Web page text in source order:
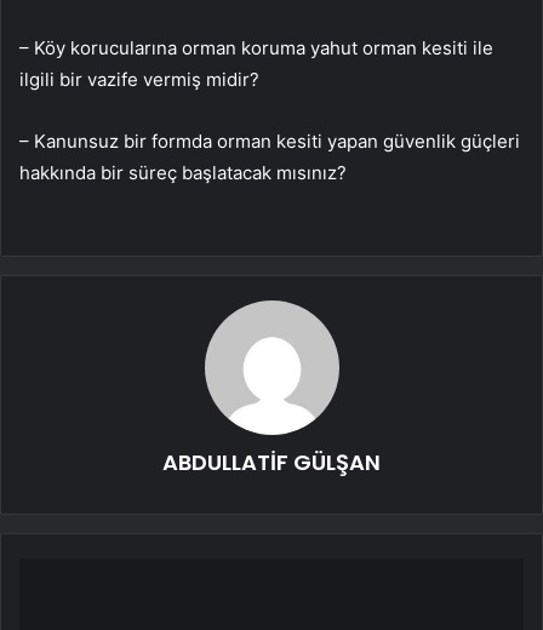
– Köy korucularına orman koruma yahut orman kesiti ile
ilgili bir vazife vermiş midir?
– Kanunsuz bir formda orman kesiti yapan güvenlik güçleri
hakkında bir süreç başlatacak mısınız?
ABDULLATİF GÜLŞAN